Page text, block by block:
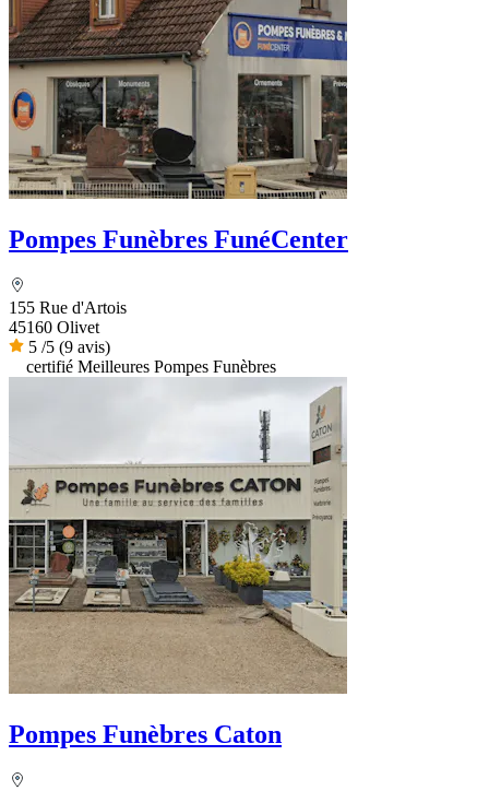
Pompes Funèbres FunéCenter
155 Rue d'Artois
45160 Olivet
5 /5 (9 avis)
certifié Meilleures Pompes Funèbres
Pompes Funèbres Caton